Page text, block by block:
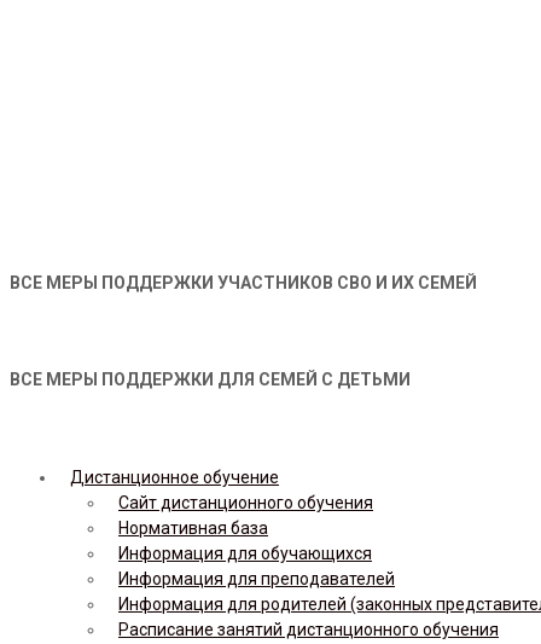
ВСЕ МЕРЫ ПОДДЕРЖКИ УЧАСТНИКОВ СВО И ИХ СЕМЕЙ
ВСЕ МЕРЫ ПОДДЕРЖКИ ДЛЯ СЕМЕЙ С ДЕТЬМИ
Дистанционное обучение
Сайт дистанционного обучения
Нормативная база
Информация для обучающихся
Информация для преподавателей
Информация для родителей (законных
Расписание занятий дистанционного обучения